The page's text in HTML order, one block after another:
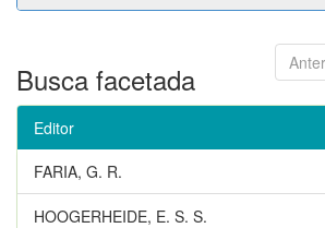
Busca facetada
Editor
FARIA, G. R.
HOOGERHEIDE, E. S. S.